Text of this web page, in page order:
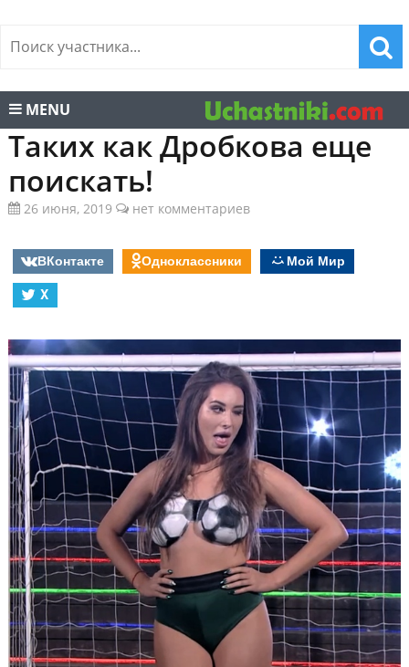
MENU
Таких как Дробкова еще
поискать!
26 июня, 2019 нет комментариев
ВКонтакте Одноклассники
Мой Мир
X